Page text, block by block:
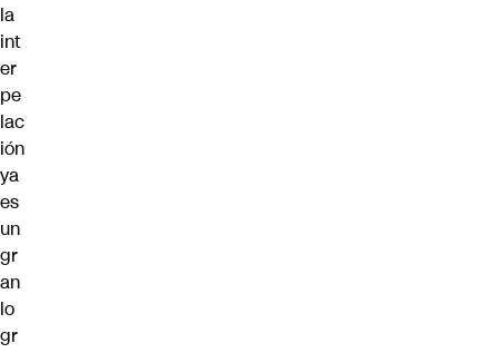
la
int
er
pe
lac
ión
ya
es
un
gr
an
lo
gr